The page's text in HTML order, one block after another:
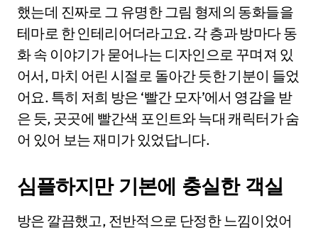
했는데 진짜로 그 유명한 그림 형제의 동화들을
테마로 한 인테리어더라고요. 각 층과 방마다 동
화 속 이야기가 묻어나는 디자인으로 꾸며져 있
어서, 마치 어린 시절로 돌아간 듯한 기분이 들었
어요. 특히 저희 방은 ‘빨간 모자’에서 영감을 받
은 듯, 곳곳에 빨간색 포인트와 늑대 캐릭터가 숨
어 있어 보는 재미가 있었답니다.
심플하지만 기본에 충실한 객실
방은 깔끔했고, 전반적으로 단정한 느낌이었어